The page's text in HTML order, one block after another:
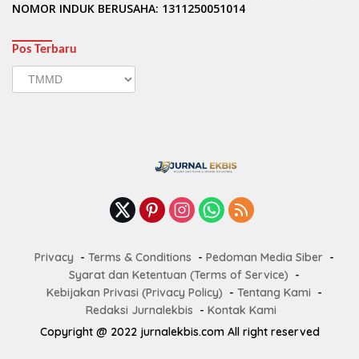
NOMOR INDUK BERUSAHA: 1311250051014
Pos Terbaru
Pos
Terbaru
Privacy Terms & Conditions
Pedoman Media Siber
Syarat dan Ketentuan (Terms of Service)
Kebijakan Privasi (Privacy Policy)
Tentang Kami
Redaksi Jurnalekbis
Kontak Kami
Copyright @ 2022 jurnalekbis.com All right reserved